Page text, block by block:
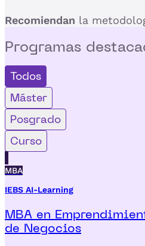
Recomiendan la
Programas
Todos
Máster
Posgrado
Curso
MBA
IEBS AI-Learning
MBA en
de Negocios